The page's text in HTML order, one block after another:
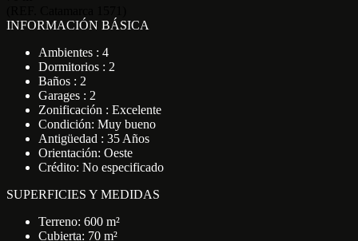
INFORMACIÓN BÁSICA
Ambientes : 4
Dormitorios : 2
Baños : 2
Garages : 2
Zonificación : Excelente
Condición: Muy bueno
Antigüedad : 35 Años
Orientación: Oeste
Crédito: No especificado
SUPERFICIES Y MEDIDAS
Terreno: 600 m²
Cubierta: 70 m²